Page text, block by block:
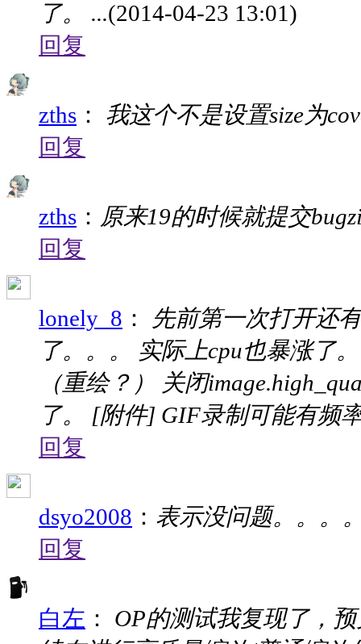
了。 ...(2014-04-23 13:01)
回复
zths ：
我这个不是设置size为
回复
zths ： 原来19的时候就提交
回复
lonely_8 ：
先前第一次打开还
了。。。 实际上cpu也暴涨了
（重绘？） 关闭
了。 [附件] GIF录制可能有频
回复
dsyo2008 ： 表示没问题。。。
回复
白左 ：
OP的测试我复现了，